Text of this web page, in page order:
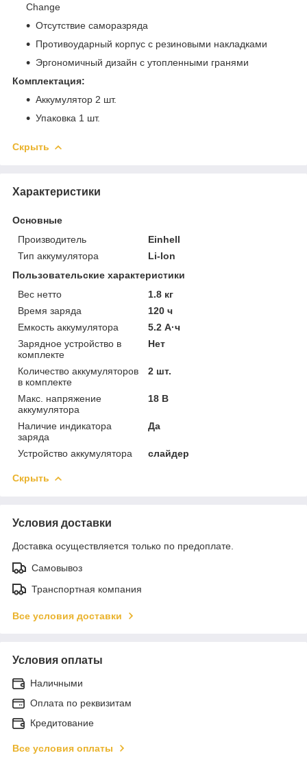
Change
Отсутствие саморазряда
Противоударный корпус с резиновыми накладками
Эргономичный дизайн с утопленными гранями
Комплектация:
Аккумулятор 2 шт.
Упаковка 1 шт.
Скрыть
Характеристики
Основные
Производитель
Einhell
Тип аккумулятора
Li-Ion
Пользовательские характеристики
Вес нетто
1.8 кг
Время заряда
120 ч
Емкость аккумулятора
5.2 А·ч
Зарядное устройство в
комплекте
Нет
Количество аккумуляторов
в комплекте
2 шт.
Макс. напряжение
аккумулятора
18 В
Наличие индикатора
заряда
Да
Устройство аккумулятора слайдер
Скрыть
Условия доставки
Доставка осуществляется только по предоплате.
Самовывоз
Транспортная компания
Все условия доставки
Условия оплаты
Наличными
Оплата по реквизитам
Кредитование
Все условия оплаты